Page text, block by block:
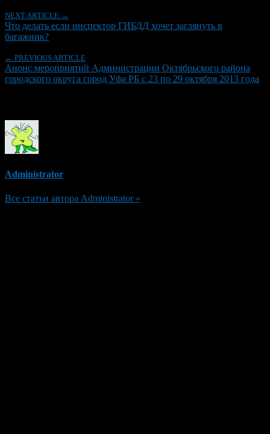
NEXT ARTICLE →
Что делать если инспектор ГИБДД хочет заглянуть в
багажник?
← PREVIOUS ARTICLE
Анонс мероприятий Администрации Октябрьского района
городского округа город Уфа РБ с 23 по 29 октября 2013 года
Administrator
Все статьи автора Administrator »